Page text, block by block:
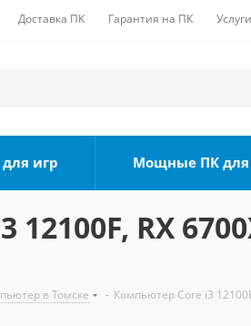
Доставка ПК Гарантия на ПК Услуги
игр Мощные ПК для
RX
в Томске - Компьютер Core i3